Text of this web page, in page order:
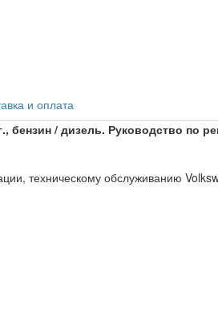
и оплата
бензин / дизель. Руководство по
техническому обслуживанию